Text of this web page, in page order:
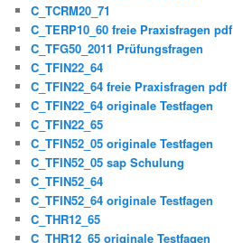
C_TCRM20_71
C_TERP10_60 freie Praxisfragen pdf
C_TFG50_2011 Prüfungsfragen
C_TFIN22_64
C_TFIN22_64 freie Praxisfragen pdf
C_TFIN22_64 originale Testfagen
C_TFIN22_65
C_TFIN52_05 originale Testfagen
C_TFIN52_05 sap Schulung
C_TFIN52_64
C_TFIN52_64 originale Testfagen
C_THR12_65
C_THR12_65 originale Testfagen